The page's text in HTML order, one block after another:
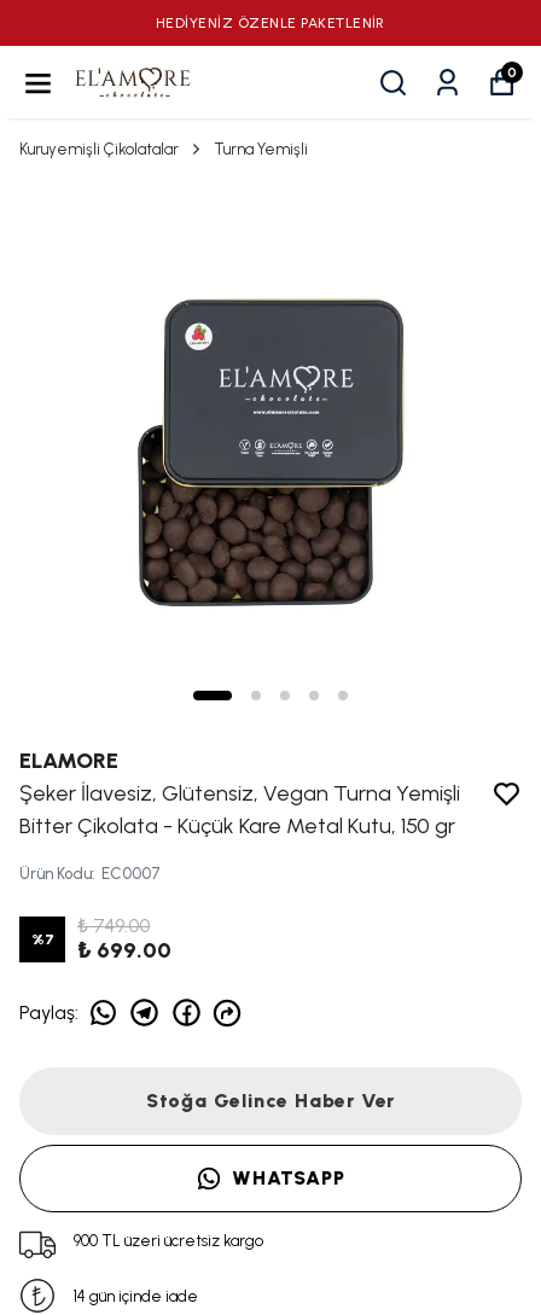
HEDİYENİZ ÖZENLE PAKETLENİR
0
Kuruyemişli Çikolatalar Turna Yemişli
ELAMORE
Şeker İlavesiz, Glütensiz, Vegan Turna Yemişli
Bitter Çikolata - Küçük Kare Metal Kutu, 150 gr
Ürün Kodu: EC0007
%7
₺ 749.00
₺ 699.00
Paylaş:
Stoğa Gelince Haber Ver
WHATSAPP
900 TL üzeri ücretsiz kargo
14 gün içinde iade